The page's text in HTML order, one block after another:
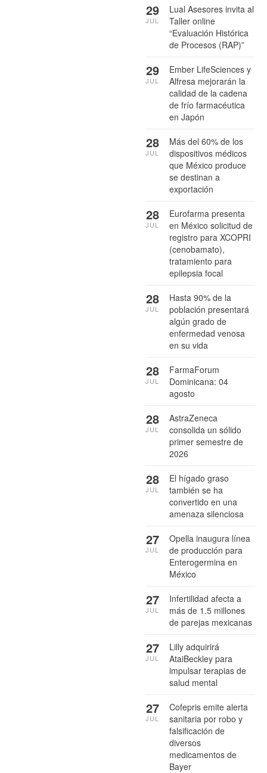
Lual Asesores invita al
Taller online
“Evaluación Histórica
de Procesos (RAP)”
29
JUL
Ember LifeSciences y
Alfresa mejorarán la
calidad de la cadena
de frío farmacéutica
en Japón
29
JUL
Más del 60% de los
dispositivos médicos
que México produce
se destinan a
exportación
28
JUL
Eurofarma presenta
en México solicitud de
registro para XCOPRI
(cenobamato),
tratamiento para
epilepsia focal
28
JUL
Hasta 90% de la
población presentará
algún grado de
enfermedad venosa
en su vida
28
JUL
FarmaForum
Dominicana: 04
agosto
28
JUL
AstraZeneca
consolida un sólido
primer semestre de
2026
28
JUL
El hígado graso
también se ha
convertido en una
amenaza silenciosa
28
JUL
Opella inaugura línea
de producción para
Enterogermina en
México
27
JUL
Infertilidad afecta a
más de 1.5 millones
de parejas mexicanas
27
JUL
Lilly adquirirá
AtaiBeckley para
impulsar terapias de
salud mental
27
JUL
Cofepris emite alerta
sanitaria por robo y
falsificación de
diversos
medicamentos de
Bayer
27
JUL